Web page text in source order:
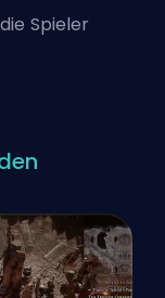
Spieler